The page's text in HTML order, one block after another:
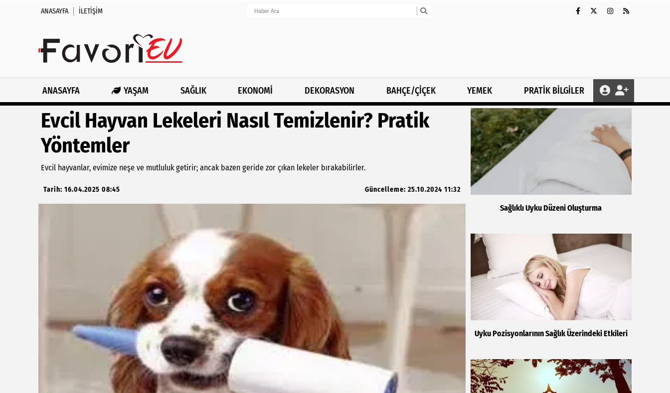
ANASAYFA İLETIŞIM
ANASAYFA YAŞAM SAĞLIK EKONOMİ DEKORASYON BAHÇE/ÇİÇEK YEMEK PRATİK BİLGİLER
Evcil Hayvan Lekeleri Nasıl Temizlenir? Pratik
Yöntemler
Evcil hayvanlar, evimize neşe ve mutluluk getirir; ancak bazen geride zor çıkan lekeler bırakabilirler.
Tarih: 16.04.2025 08:45 Güncelleme: 25.10.2024 11:32
Sağlıklı Uyku Düzeni Oluşturma
Uyku Pozisyonlarının Sağlık Üzerindeki Etkileri